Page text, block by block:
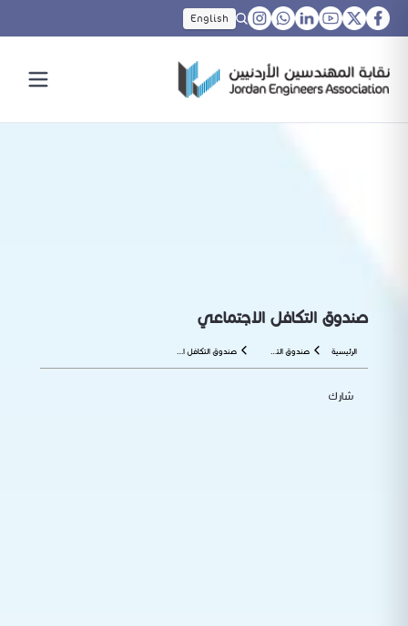
English
صندوق التكافل الاجتماعي
الرئيسية صندوق التقاعد والتأمينات الاجتماعية صندوق التكافل الاجتماعي
شارك